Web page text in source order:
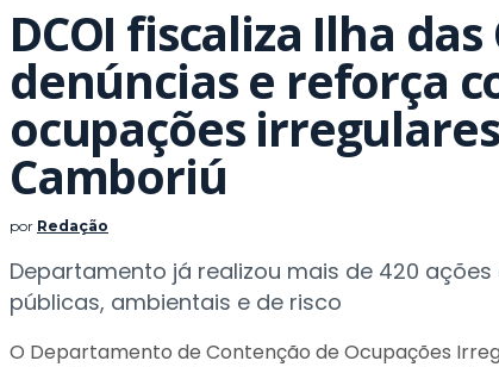
DCOI fiscaliza Ilha
denúncias e reforça
ocupações
Camboriú
por Redação
Departamento já realizou mais de 420
públicas, ambientais e de risco
O Departamento de Contenção de Ocupações